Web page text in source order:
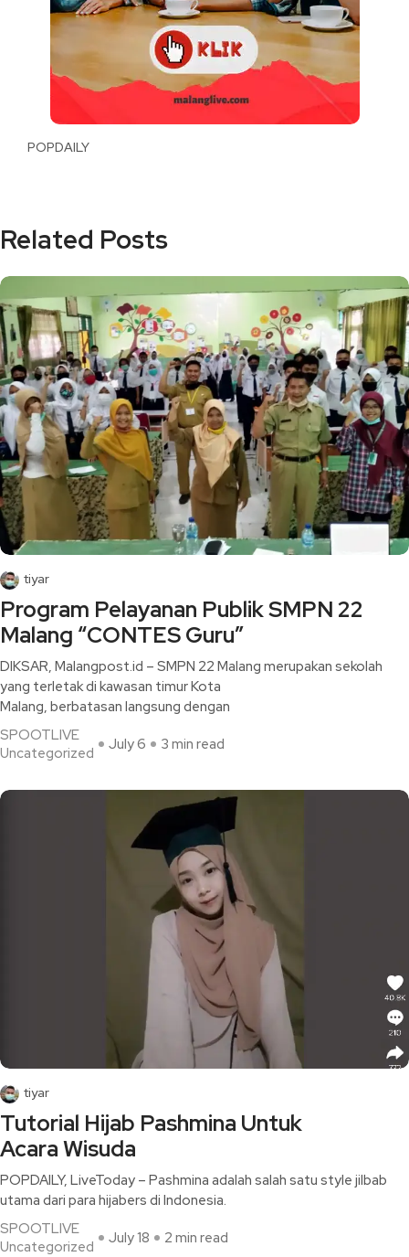
POPDAILY
Related Posts
tiyar
Program Pelayanan Publik SMPN 22
Malang “CONTES Guru”
DIKSAR, Malangpost.id – SMPN 22 Malang merupakan sekolah
yang terletak di kawasan timur Kota
Malang, berbatasan langsung dengan
SPOOTLIVE
Uncategorized
July 6 3 min read
tiyar
Tutorial Hijab Pashmina Untuk
Acara Wisuda
POPDAILY, LiveToday – Pashmina adalah salah satu style jilbab
utama dari para hijabers di Indonesia.
SPOOTLIVE
Uncategorized
July 18 2 min read